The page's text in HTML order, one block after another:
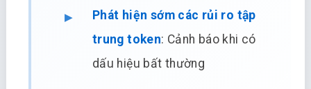
Phát hiện sớm các rủi ro tập
trung token: Cảnh báo khi có
dấu hiệu bất thường